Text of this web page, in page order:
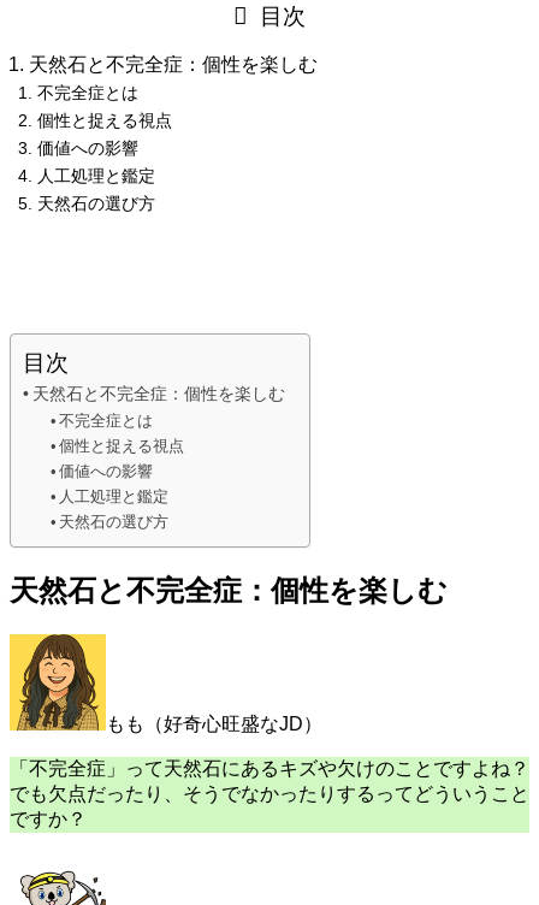
目次
天然石と不完全症：個性を楽しむ
不完全症とは
個性と捉える視点
価値への影響
人工処理と鑑定
天然石の選び方
目次
天然石と不完全症：個性を楽しむ
不完全症とは
個性と捉える視点
価値への影響
人工処理と鑑定
天然石の選び方
天然石と不完全症：個性を楽しむ
もも（好奇心旺盛なJD）
「不完全症」って天然石にあるキズや欠けのことですよね？
でも欠点だったり、そうでなかったりするってどういうこと
ですか？